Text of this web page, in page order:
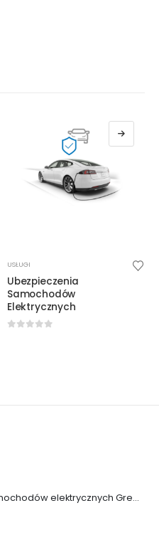
USŁUGI
Ubezpieczenia
Samochodów
Elektrycznych
Ładowarka samochodów elektrycznych Green Cell Habu (11kW | Type 2 | 7m)